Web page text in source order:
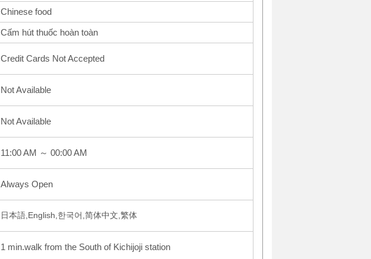
Chinese food
Cấm hút thuốc hoàn toàn
Credit Cards Not Accepted
Not Available
Not Available
11:00 AM ～ 00:00 AM
Always Open
日本語,English,한국어,简体中文,繁体
1 min.walk from the South of Kichijoji station